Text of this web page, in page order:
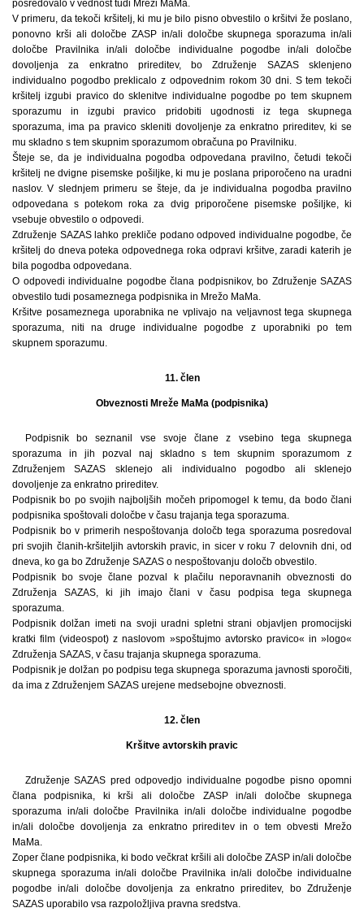
posredovalo v vednost tudi Mreži MaMa.
V primeru, da tekoči kršitelj, ki mu je bilo pisno obvestilo o kršitvi že poslano,
ponovno krši ali določbe ZASP in/ali določbe skupnega sporazuma in/ali
določbe Pravilnika in/ali določbe individualne pogodbe in/ali določbe
dovoljenja za enkratno prireditev, bo Združenje SAZAS sklenjeno
individualno pogodbo preklicalo z odpovednim rokom 30 dni. S tem tekoči
kršitelj izgubi pravico do sklenitve individualne pogodbe po tem skupnem
sporazumu in izgubi pravico pridobiti ugodnosti iz tega skupnega
sporazuma, ima pa pravico skleniti dovoljenje za enkratno prireditev, ki se
mu skladno s tem skupnim sporazumom obračuna po Pravilniku.
Šteje se, da je individualna pogodba odpovedana pravilno, četudi tekoči
kršitelj ne dvigne pisemske pošiljke, ki mu je poslana priporočeno na uradni
naslov. V slednjem primeru se šteje, da je individualna pogodba pravilno
odpovedana s potekom roka za dvig priporočene pisemske pošiljke, ki
vsebuje obvestilo o odpovedi.
Združenje SAZAS lahko prekliče podano odpoved individualne pogodbe, če
kršitelj do dneva poteka odpovednega roka odpravi kršitve, zaradi katerih je
bila pogodba odpovedana.
O odpovedi individualne pogodbe člana podpisnikov, bo Združenje SAZAS
obvestilo tudi posameznega podpisnika in Mrežo MaMa.
Kršitve posameznega uporabnika ne vplivajo na veljavnost tega skupnega
sporazuma, niti na druge individualne pogodbe z uporabniki po tem
skupnem sporazumu.
11. člen
Obveznosti Mreže MaMa (podpisnika)
Podpisnik bo seznanil vse svoje člane z vsebino tega skupnega
sporazuma in jih pozval naj skladno s tem skupnim sporazumom z
Združenjem SAZAS sklenejo ali individualno pogodbo ali sklenejo
dovoljenje za enkratno prireditev.
Podpisnik bo po svojih najboljših močeh pripomogel k temu, da bodo člani
podpisnika spoštovali določbe v času trajanja tega sporazuma.
Podpisnik bo v primerih nespoštovanja določb tega sporazuma posredoval
pri svojih članih-kršiteljih avtorskih pravic, in sicer v roku 7 delovnih dni, od
dneva, ko ga bo Združenje SAZAS o nespoštovanju določb obvestilo.
Podpisnik bo svoje člane pozval k plačilu neporavnanih obveznosti do
Združenja SAZAS, ki jih imajo člani v času podpisa tega skupnega
sporazuma.
Podpisnik dolžan imeti na svoji uradni spletni strani objavljen promocijski
kratki film (videospot) z naslovom »spoštujmo avtorsko pravico« in »logo«
Združenja SAZAS, v času trajanja skupnega sporazuma.
Podpisnik je dolžan po podpisu tega skupnega sporazuma javnosti sporočiti,
da ima z Združenjem SAZAS urejene medsebojne obveznosti.
12. člen
Kršitve avtorskih pravic
Združenje SAZAS pred odpovedjo individualne pogodbe pisno opomni
člana podpisnika, ki krši ali določbe ZASP in/ali določbe skupnega
sporazuma in/ali določbe Pravilnika in/ali določbe individualne pogodbe
in/ali določbe dovoljenja za enkratno prireditev in o tem obvesti Mrežo
MaMa.
Zoper člane podpisnika, ki bodo večkrat kršili ali določbe ZASP in/ali določbe
skupnega sporazuma in/ali določbe Pravilnika in/ali določbe individualne
pogodbe in/ali določbe dovoljenja za enkratno prireditev, bo Združenje
SAZAS uporabilo vsa razpoložljiva pravna sredstva.